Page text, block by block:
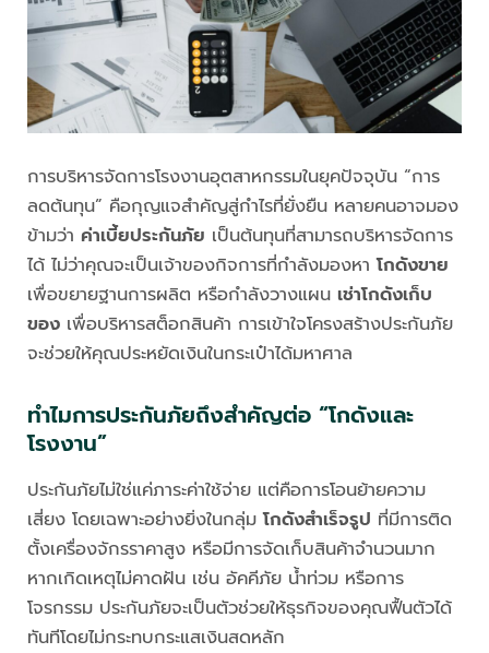
การบริหารจัดการโรงงานอุตสาหกรรมในยุคปัจจุบัน “การ
ลดต้นทุน” คือกุญแจสำคัญสู่กำไรที่ยั่งยืน หลายคนอาจมอง
ข้ามว่าค่าเบี้ยประกันภัย เป็นต้นทุนที่สามารถบริหารจัดการ
ได้ ไม่ว่าคุณจะเป็นเจ้าของกิจการที่กำลังมองหาโกดังขาย
เพื่อขยายฐานการผลิต หรือกำลังวางแผนเช่าโกดังเก็บ
ของ เพื่อบริหารสต็อกสินค้า การเข้าใจโครงสร้างประกันภัย
จะช่วยให้คุณประหยัดเงินในกระเป๋าได้มหาศาล
ทำไมการประกันภัยถึงสำคัญต่อ “โกดังและ
โรงงาน”
ประกันภัยไม่ใช่แค่ภาระค่าใช้จ่าย แต่คือการโอนย้ายความ
เสี่ยง โดยเฉพาะอย่างยิ่งในกลุ่มโกดังสำเร็จรูป ที่มีการติด
ตั้งเครื่องจักรราคาสูง หรือมีการจัดเก็บสินค้าจำนวนมาก
หากเกิดเหตุไม่คาดฝัน เช่น อัคคีภัย น้ำท่วม หรือการ
โจรกรรม ประกันภัยจะเป็นตัวช่วยให้ธุรกิจของคุณฟื้นตัวได้
ทันทีโดยไม่กระทบกระแสเงินสดหลัก